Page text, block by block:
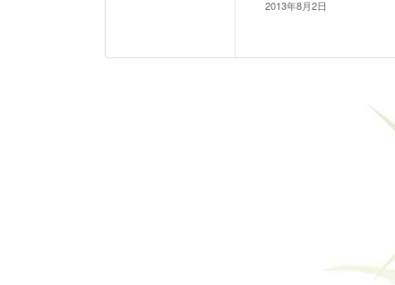
2013年8月2日